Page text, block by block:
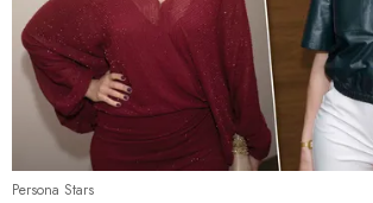
Persona Stars